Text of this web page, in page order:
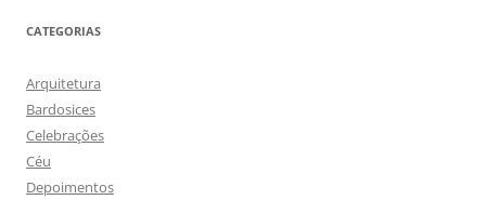
CATEGORIAS
Arquitetura
Bardosices
Celebrações
Céu
Depoimentos